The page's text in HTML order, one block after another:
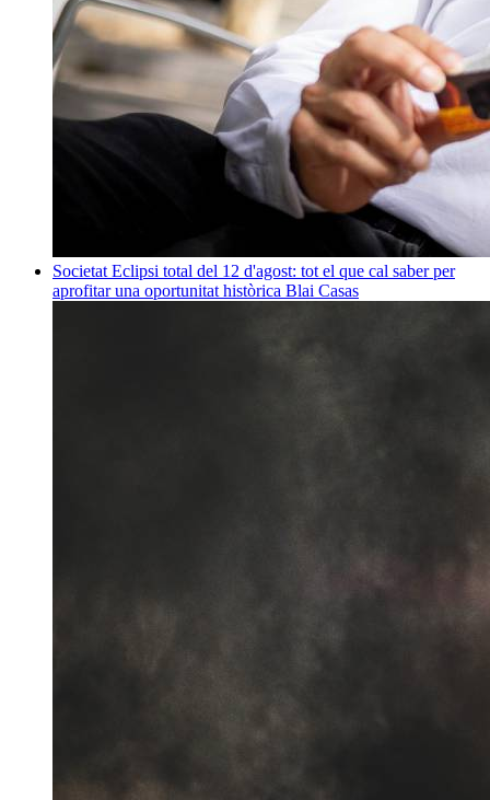
Societat Eclipsi total del 12 d'agost: tot el que cal saber per
aprofitar una oportunitat històrica Blai Casas